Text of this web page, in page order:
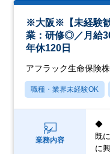
※大阪※【未経験
業：研修◎／月給
年休120日
アフラック生命保険
職種・業界未経験OK
業務内容
◆
既
に